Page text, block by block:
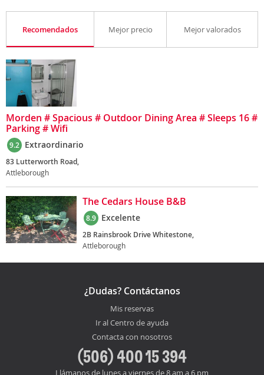
Recomendados Mejor precio Mejor valorados
Morden # Spacious # Outdoor Dining Area # Sleeps 16 #
Parking # Wifi
9.2 Extraordinario
83 Lutterworth Road,
Attleborough
The Cedars House B&B
8.9 Excelente
2B Rainsbrook Drive Whitestone,
Attleborough
¿Dudas? Contáctanos
Mis reservas
Ir al Centro de ayuda
Contacta con nosotros
(506) 400 15 394
Llámanos de lunes a viernes de 8 am a 6 pm